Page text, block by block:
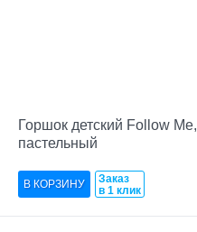
Горшок детский Follow
пастельный
Заказ
в 1 клик